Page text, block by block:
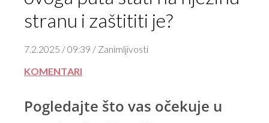
stranu i zaštititi je?
7.2.2025 / 09:39 / Zanimljivosti
KOMENTARI
Pogledajte što vas očekuje u